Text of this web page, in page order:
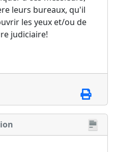
leurs bureaux, qu'il
les yeux et/ou de
judiciaire!